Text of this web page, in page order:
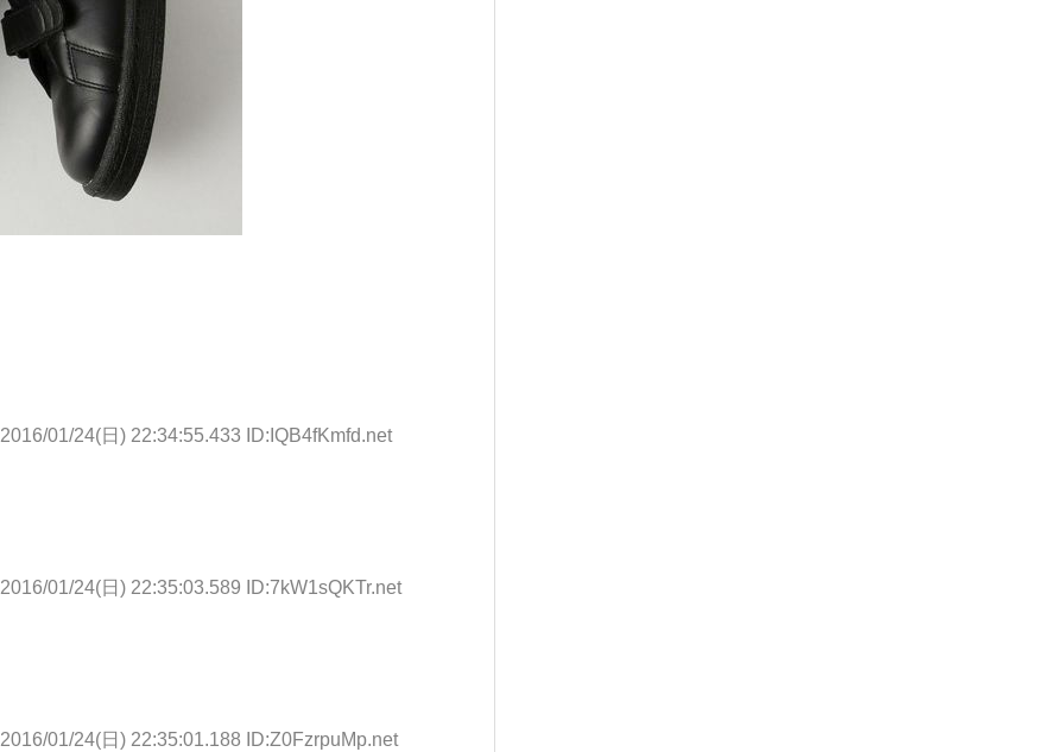
2016/01/24(日) 22:34:55.433 ID:IQB4fKmfd.net
2016/01/24(日) 22:35:03.589 ID:7kW1sQKTr.net
2016/01/24(日) 22:35:01.188 ID:Z0FzrpuMp.net